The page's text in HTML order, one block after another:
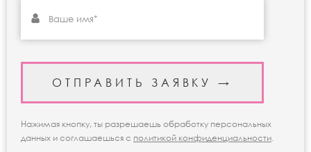
Нажимая кнопку, ты разрешаешь обработку персональных
данных и соглашаешься с политикой конфиденциальности.